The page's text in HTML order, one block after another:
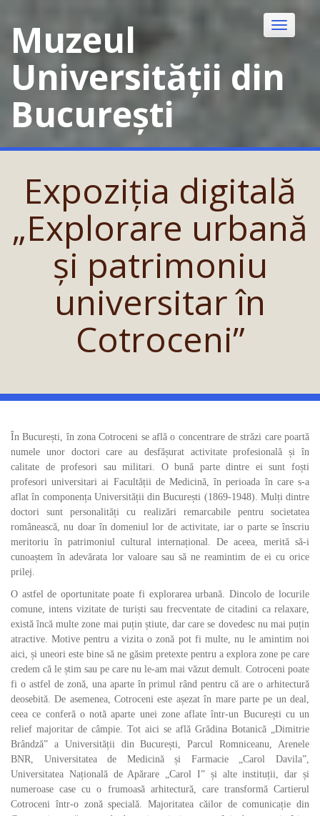
contentMuzeul
Universității din
București
Toggle
Expoziția digitală
„Explorare urbană
și patrimoniu
universitar în
Cotroceni”
În București, în zona Cotroceni se află o concentrare de străzi care poartă
numele unor doctori care au desfășurat activitate profesională și în
calitate de profesori sau militari. O bună parte dintre ei sunt foști
profesori universitari ai Facultății de Medicină, în perioada în care s-a
aflat în componența Universității din București (1869-1948). Mulți dintre
doctori sunt personalități cu realizări remarcabile pentru societatea
românească, nu doar în domeniul lor de activitate, iar o parte se înscriu
meritoriu în patrimoniul cultural internațional. De aceea, merită să-i
cunoaștem în adevărata lor valoare sau să ne reamintim de ei cu orice
prilej.
O astfel de oportunitate poate fi explorarea urbană. Dincolo de locurile
comune, intens vizitate de turiști sau frecventate de citadini ca relaxare,
există încă multe zone mai puțin știute, dar care se dovedesc nu mai puțin
atractive. Motive pentru a vizita o zonă pot fi multe, nu le amintim noi
aici, și uneori este bine să ne găsim pretexte pentru a explora zone pe care
credem că le știm sau pe care nu le-am mai văzut demult. Cotroceni poate
fi o astfel de zonă, una aparte în primul rând pentru că are o arhitectură
deosebită. De asemenea, Cotroceni este așezat în mare parte pe un deal,
ceea ce conferă o notă aparte unei zone aflate într-un București cu un
relief majoritar de câmpie. Tot aici se află Grădina Botanică „Dimitrie
Brândză” a Universității din București, Parcul Romniceanu, Arenele
BNR, Universitatea de Medicină și Farmacie „Carol Davila”,
Universitatea Națională de Apărare „Carol I” și alte instituții, dar și
numeroase case cu o frumoasă arhitectură, care transformă Cartierul
Cotroceni într-o zonă specială. Majoritatea căilor de comunicație din